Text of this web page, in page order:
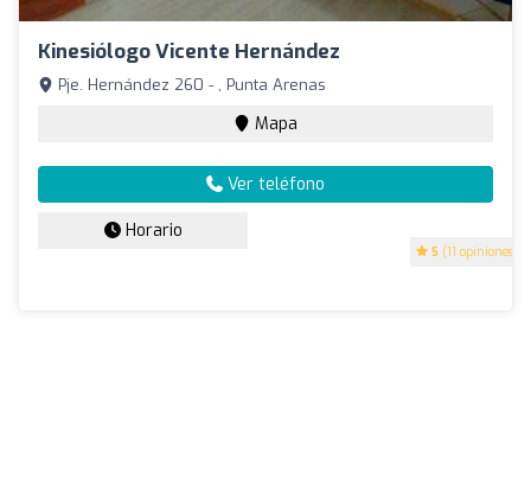
Kinesiólogo Vicente Hernández
5 (11 opiniones)
Pje. Hernández 260 - , Punta Arenas
Mapa
Ver teléfono
Horario